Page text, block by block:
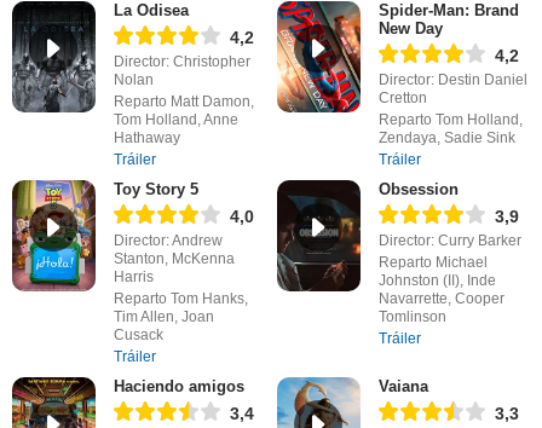
La Odisea
4,2
Director: Christopher
Nolan
Reparto Matt Damon,
Tom Holland, Anne
Hathaway
Tráiler
Spider-Man: Brand
New Day
4,2
Director: Destin Daniel
Cretton
Reparto Tom Holland,
Zendaya, Sadie Sink
Tráiler
Toy Story 5
4,0
Director: Andrew
Stanton, McKenna
Harris
Reparto Tom Hanks,
Tim Allen, Joan
Cusack
Tráiler
Obsession
3,9
Director: Curry Barker
Reparto Michael
Johnston (II), Inde
Navarrette, Cooper
Tomlinson
Tráiler
Haciendo amigos
3,4
Vaiana
3,3